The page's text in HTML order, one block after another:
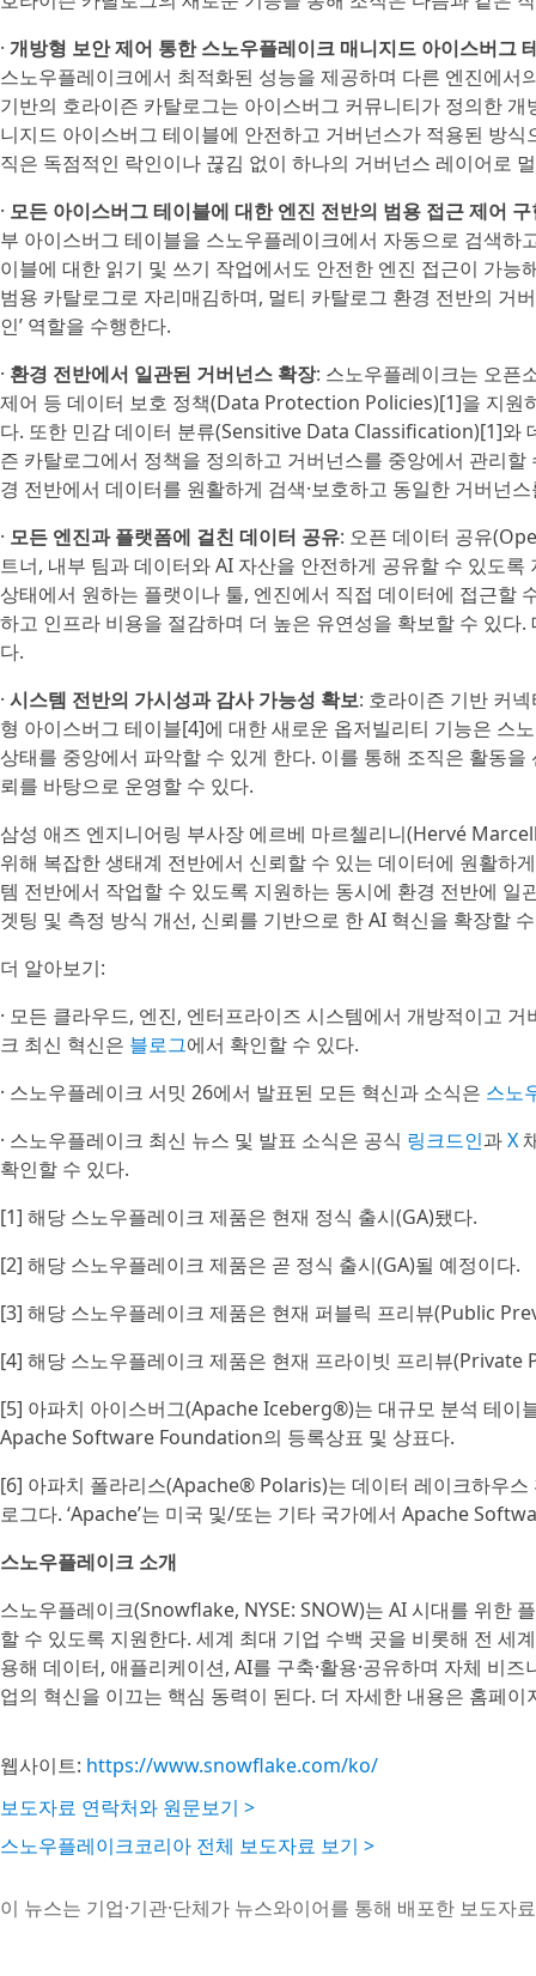
· 개방형 보안 제어 통한 스노우플레이크 매니지드 아이스버그
스노우플레이크에서 최적화된 성능을 제공하며 다른 엔진에
기반의 호라이즌 카탈로그는 아이스버그 커뮤니티가 정의한
니지드 아이스버그 테이블에 안전하고 거버넌스가 적용된 방
직은 독점적인 락인이나 끊김 없이 하나의 거버넌스 레이어로
· 모든 아이스버그 테이블에 대한 엔진 전반의 범용 접근 제어 구
부 아이스버그 테이블을 스노우플레이크에서 자동으로 검색
이블에 대한 읽기 및 쓰기 작업에서도 안전한 엔진 접근이 가
범용 카탈로그로 자리매김하며, 멀티 카탈로그 환경 전반의 거
인’ 역할을 수행한다.
· 환경 전반에서 일관된 거버넌스 확장: 스노우플레이크는 오픈
제어 등 데이터 보호 정책(Data Protection Policies)[1]을 지원
다. 또한 민감 데이터 분류(Sensitive Data Classification)[1]
즌 카탈로그에서 정책을 정의하고 거버넌스를 중앙에서 관리
경 전반에서 데이터를 원활하게 검색·보호하고 동일한 거버넌
· 모든 엔진과 플랫폼에 걸친 데이터 공유: 오픈 데이터 공유
트너, 내부 팀과 데이터와 AI 자산을 안전하게 공유할 수 있도
상태에서 원하는 플랫이나 툴, 엔진에서 직접 데이터에 접근할
하고 인프라 비용을 절감하며 더 높은 유연성을 확보할 수 있
다.
· 시스템 전반의 가시성과 감사 가능성 확보: 호라이즌 기반 커
형 아이스버그 테이블[4]에 대한 새로운 옵저빌리티 기능은 스
상태를 중앙에서 파악할 수 있게 한다. 이를 통해 조직은 활동
뢰를 바탕으로 운영할 수 있다.
삼성 애즈 엔지니어링 부사장 에르베 마르첼리니(Hervé
위해 복잡한 생태계 전반에서 신뢰할 수 있는 데이터에 원활하
템 전반에서 작업할 수 있도록 지원하는 동시에 환경 전반에
겟팅 및 측정 방식 개선, 신뢰를 기반으로 한 AI 혁신을 확장할
더 알아보기:
· 모든 클라우드, 엔진, 엔터프라이즈 시스템에서 개방적이고
크 최신 혁신은 블로그에서 확인할 수 있다.
· 스노우플레이크 서밋 26에서 발표된 모든 혁신과 소식은 스노
· 스노우플레이크 최신 뉴스 및 발표 소식은 공식 링크드인과X
확인할 수 있다.
[1] 해당 스노우플레이크 제품은 현재 정식 출시(GA)됐다.
[2] 해당 스노우플레이크 제품은 곧 정식 출시(GA)될 예정이다.
[3] 해당 스노우플레이크 제품은 현재 퍼블릭 프리뷰(Public
[4] 해당 스노우플레이크 제품은 현재 프라이빗 프리뷰(Private
[5] 아파치 아이스버그(Apache Iceberg®)는 대규모 분석 테이
Apache Software Foundation의 등록상표 및 상표다.
[6] 아파치 폴라리스(Apache® Polaris)는 데이터 레이크하우
로그다. ‘Apache’는 미국 및/또는 기타 국가에서 Apache
스노우플레이크 소개
스노우플레이크(Snowflake, NYSE: SNOW)는 AI 시대를 위한
할 수 있도록 지원한다. 세계 최대 기업 수백 곳을 비롯해 전
용해 데이터, 애플리케이션, AI를 구축·활용·공유하며 자체 비
업의 혁신을 이끄는 핵심 동력이 된다. 더 자세한 내용은 홈페이
웹사이트: https://www.snowflake.com/ko/
보도자료 연락처와 원문보기 >
스노우플레이크코리아 전체 보도자료 보기 >
이 뉴스는 기업·기관·단체가 뉴스와이어를 통해 배포한 보도자